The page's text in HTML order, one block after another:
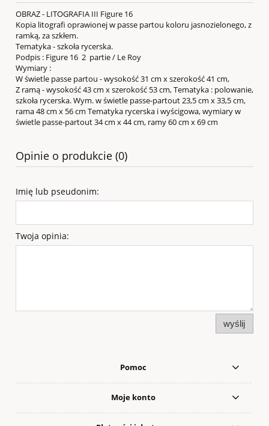
OBRAZ - LITOGRAFIA III Figure 16
Kopia litografi oprawionej w passe partou koloru jasnozielonego, z
ramką, za szkłem.
Tematyka - szkoła rycerska.
Podpis : Figure 16 2 partie / Le Roy
Wymiary :
W świetle passe partou - wysokość 31 cm x szerokość 41 cm,
Z ramą - wysokość 43 cm x szerokość 53 cm, Tematyka : polowanie,
szkoła rycerska. Wym. w świetle passe-partout 23,5 cm x 33,5 cm,
rama 48 cm x 56 cm Tematyka rycerska i wyścigowa, wymiary w
świetle passe-partout 34 cm x 44 cm, ramy 60 cm x 69 cm
Opinie o produkcie (0)
Imię lub pseudonim:
Twoja opinia:
wyślij
Pomoc
Moje konto